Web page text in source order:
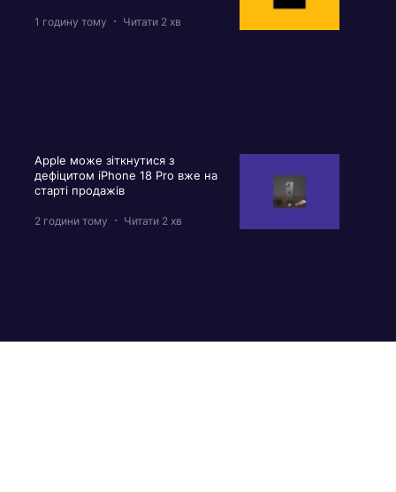
1 годину тому Читати 2 хв
Apple може зіткнутися з
дефіцитом iPhone 18 Pro вже на
старті продажів
2 години тому Читати 2 хв